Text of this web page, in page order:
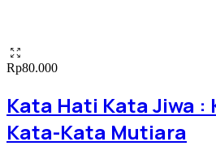
Rp80.000
Kata Hati Kata Jiwa :
Kata-Kata Mutiara